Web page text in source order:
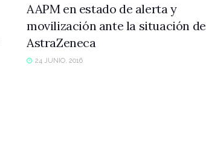
AAPM en estado de alerta y
movilización ante la situación de
AstraZeneca
24 JUNIO, 2016